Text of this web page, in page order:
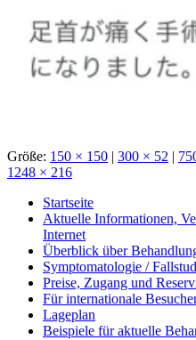
Größe: 150 × 150 | 300 × 52 |
1248 × 216
Startseite
Aktuelle Informationen,
Internet
Überblick über
Symptomatologie /
Preise, Zugang und
Für internationale
Lageplan
Beispiele für aktuelle